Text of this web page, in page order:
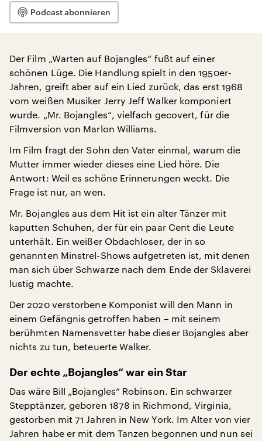
Podcast abonnieren
Der Film „Warten auf Bojangles“ fußt auf einer
schönen Lüge. Die Handlung spielt in den 1950er-
Jahren, greift aber auf ein Lied zurück, das erst 1968
vom weißen Musiker Jerry Jeff Walker komponiert
wurde. „Mr. Bojangles“, vielfach gecovert, für die
Filmversion von Marlon Williams.
Im Film fragt der Sohn den Vater einmal, warum die
Mutter immer wieder dieses eine Lied höre. Die
Antwort: Weil es schöne Erinnerungen weckt. Die
Frage ist nur, an wen.
Mr. Bojangles aus dem Hit ist ein alter Tänzer mit
kaputten Schuhen, der für ein paar Cent die Leute
unterhält. Ein weißer Obdachloser, der in so
genannten Minstrel-Shows aufgetreten ist, mit denen
man sich über Schwarze nach dem Ende der Sklaverei
lustig machte.
Der 2020 verstorbene Komponist will den Mann in
einem Gefängnis getroffen haben – mit seinem
berühmten Namensvetter habe dieser Bojangles aber
nichts zu tun, beteuerte Walker.
Der echte „Bojangles“ war ein Star
Das wäre Bill „Bojangles“ Robinson. Ein schwarzer
Stepptänzer, geboren 1878 in Richmond, Virginia,
gestorben mit 71 Jahren in New York. Im Alter von vier
Jahren habe er mit dem Tanzen begonnen und nun sei